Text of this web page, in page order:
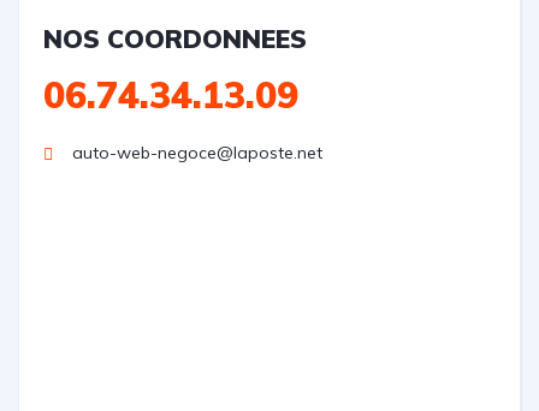
NOS COORDONNEES
06.74.34.13.09
auto-web-negoce@laposte.net